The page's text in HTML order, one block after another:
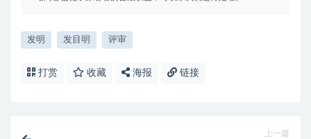
发明 发目明 评审
打赏 收藏 海报 链接
上一篇